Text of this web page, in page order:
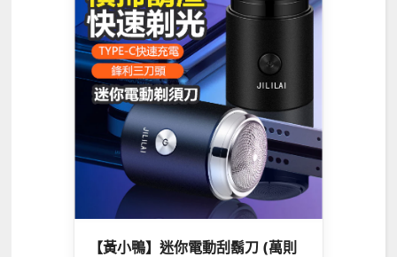
【黃小鴨】迷你電動刮鬍刀 (萬則